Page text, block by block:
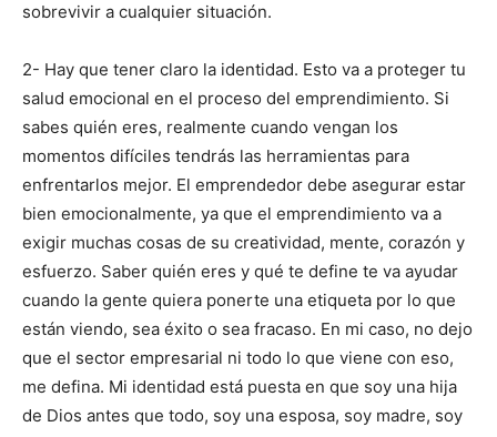
sobrevivir a cualquier situación.
2- Hay que tener claro la identidad. Esto va a proteger tu
salud emocional en el proceso del emprendimiento. Si
sabes quién eres, realmente cuando vengan los
momentos difíciles tendrás las herramientas para
enfrentarlos mejor. El emprendedor debe asegurar estar
bien emocionalmente, ya que el emprendimiento va a
exigir muchas cosas de su creatividad, mente, corazón y
esfuerzo. Saber quién eres y qué te define te va ayudar
cuando la gente quiera ponerte una etiqueta por lo que
están viendo, sea éxito o sea fracaso. En mi caso, no dejo
que el sector empresarial ni todo lo que viene con eso,
me defina. Mi identidad está puesta en que soy una hija
de Dios antes que todo, soy una esposa, soy madre, soy